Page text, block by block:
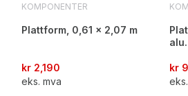
KOMPONENTER
Plattform, 0,61 x 2,07 m
kr 2,190
eks. mva
kr